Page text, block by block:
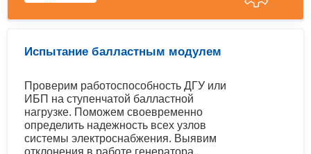
Испытание балластным модулем
Проверим работоспособность ДГУ или
ИБП на ступенчатой балластной
нагрузке. Поможем своевременно
определить надежность всех узлов
системы электроснабжения. Выявим